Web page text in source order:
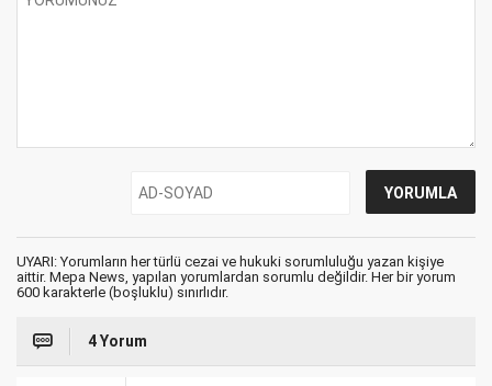
UYARI: Yorumların her türlü cezai ve hukuki sorumluluğu yazan kişiye
aittir. Mepa News, yapılan yorumlardan sorumlu değildir. Her bir yorum
600 karakterle (boşluklu) sınırlıdır.
4 Yorum